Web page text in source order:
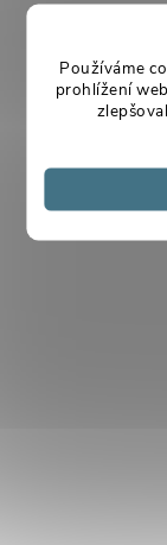
Používáme
prohlížení